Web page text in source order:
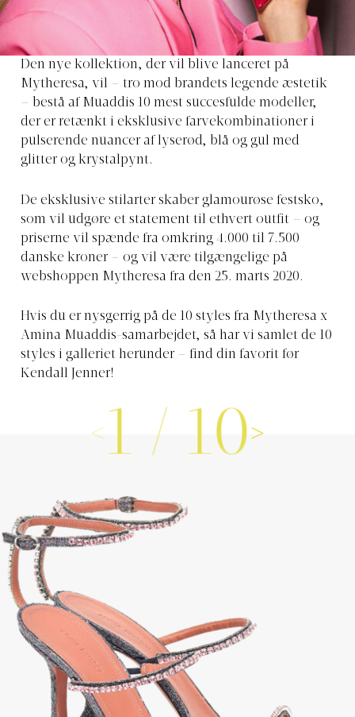
Den nye kollektion, der vil blive lanceret på
Mytheresa, vil – tro mod brandets legende æstetik
– bestå af Muaddis 10 mest succesfulde modeller,
der er retænkt i eksklusive farvekombinationer i
pulserende nuancer af lyserød, blå og gul med
glitter og krystalpynt.
De eksklusive stilarter skaber glamourøse festsko,
som vil udgøre et statement til ethvert outfit – og
priserne vil spænde fra omkring 4.000 til 7.500
danske kroner – og vil være tilgængelige på
webshoppen Mytheresa fra den 25. marts 2020.
Hvis du er nysgerrig på de 10 styles fra Mytheresa x
Amina Muaddis-samarbejdet, så har vi samlet de 10
styles i galleriet herunder – find din favorit før
Kendall Jenner!
1 / 10